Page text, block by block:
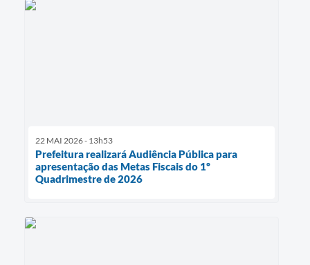
22 MAI 2026 - 13h53
Prefeitura realizará Audiência Pública para
apresentação das Metas Fiscais do 1º
Quadrimestre de 2026